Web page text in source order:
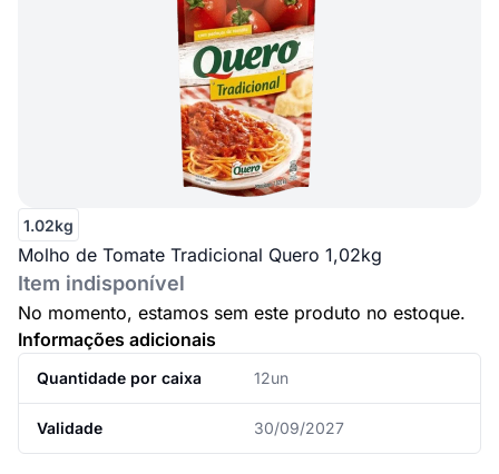
Informações adicionais
Quantidade por caixa 12un
Validade 30/09/2027
1.02kg
Molho de Tomate Tradicional Quero 1,02kg
Item indisponível
No momento, estamos sem este produto no estoque.